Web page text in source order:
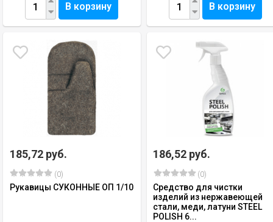
В корзину В корзину
185,72 руб.
(0)
Рукавицы СУКОННЫЕ ОП 1/10
186,52 руб.
(0)
Средство для чистки
изделий из нержавеющей
стали, меди, латуни STEEL
POLISH 6...